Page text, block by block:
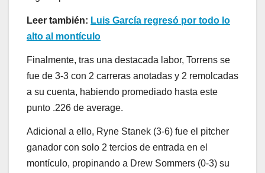
Leer también: Luis García regresó por todo lo
alto al montículo
Finalmente, tras una destacada labor, Torrens se
fue de 3-3 con 2 carreras anotadas y 2 remolcadas
a su cuenta, habiendo promediado hasta este
punto .226 de average.
Adicional a ello, Ryne Stanek (3-6) fue el pitcher
ganador con solo 2 tercios de entrada en el
montículo, propinando a Drew Sommers (0-3) su